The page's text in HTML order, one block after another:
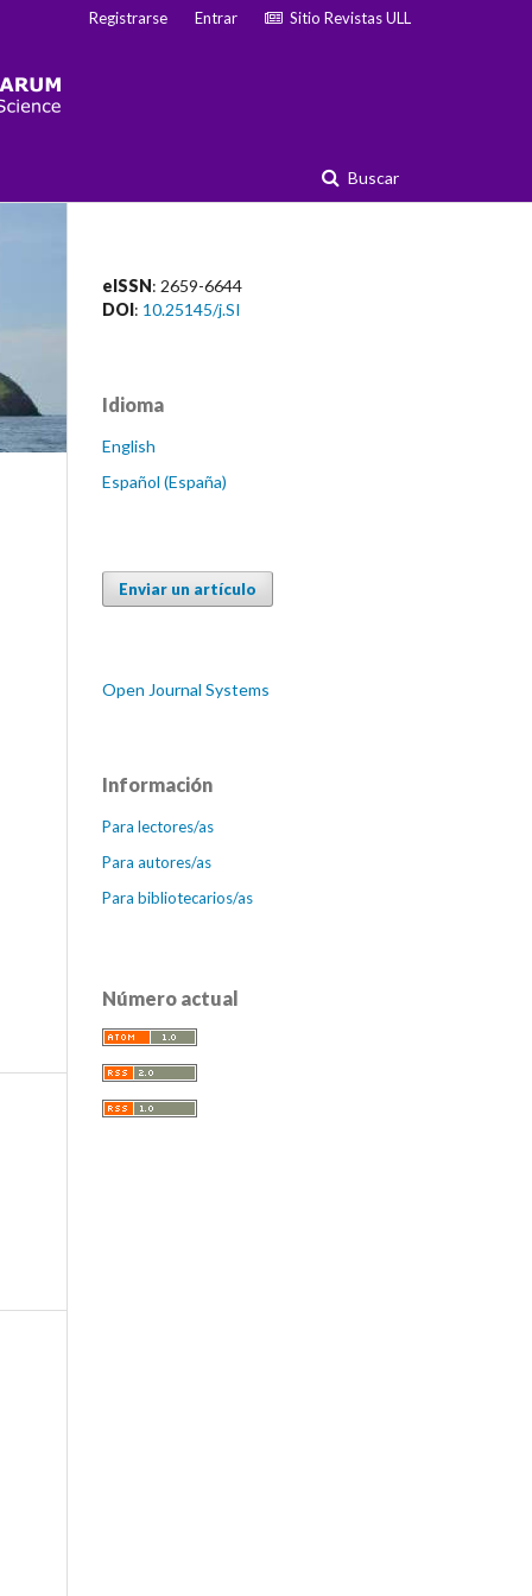
Buscar
Registrarse Entrar Sitio Revistas ULL
eISSN: 2659-6644
DOI: 10.25145/j.SI
Idioma
English
Español (España)
Enviar un artículo
Open Journal Systems
Información
Para lectores/as
Para autores/as
Para bibliotecarios/as
Número actual